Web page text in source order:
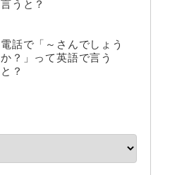
言うと？
電話で「～さんでしょう
か？」って英語で言う
と？